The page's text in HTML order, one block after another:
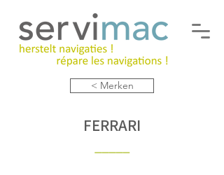
< Merken
FERRARI